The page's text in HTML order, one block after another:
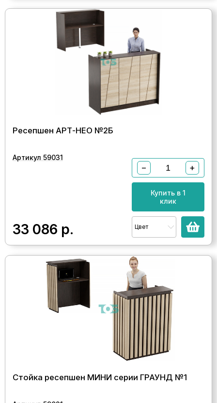
Ресепшен АРТ-НЕО №2Б
Артикул 59031
33 086 р.
− +
Купить в 1
клик
Цвет
Стойка ресепшен МИНИ серии ГРАУНД №1